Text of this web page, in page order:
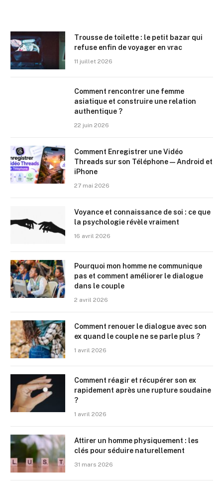
Trousse de toilette : le petit bazar qui
refuse enfin de voyager en vrac
11 juillet 2026
Comment rencontrer une femme
asiatique et construire une relation
authentique ?
22 juin 2026
Comment Enregistrer une Vidéo
Threads sur son Téléphone — Android et
iPhone
27 mai 2026
Voyance et connaissance de soi : ce que
la psychologie révèle vraiment
16 avril 2026
Pourquoi mon homme ne communique
pas et comment améliorer le dialogue
dans le couple
2 avril 2026
Comment renouer le dialogue avec son
ex quand le couple ne se parle plus ?
1 avril 2026
Comment réagir et récupérer son ex
rapidement après une rupture soudaine
?
1 avril 2026
Attirer un homme physiquement : les
clés pour séduire naturellement
31 mars 2026